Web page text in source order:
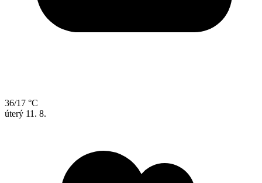
36/17 °C
úterý 11. 8.